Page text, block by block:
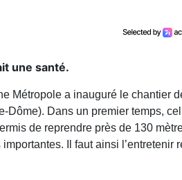
une santé.
Métropole a inauguré le chantier
Dôme). Dans un premier temps,
de reprendre près de 130
Il faut ainsi l’entretenir